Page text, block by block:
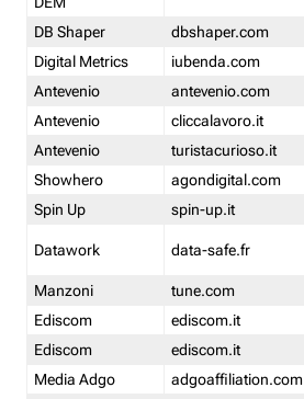
DB Shaper
dbshaper.com
Digital Metrics
iubenda.com
Antevenio
antevenio.com
Antevenio
cliccalavoro.it
Antevenio
turistacurioso.it
Showhero
agondigital.com
Spin Up
spin-up.it
Datawork data-safe.fr
Manzoni
tune.com
Ediscom
ediscom.it
Ediscom
ediscom.it
Media Adgo
adgoaffiliation.com